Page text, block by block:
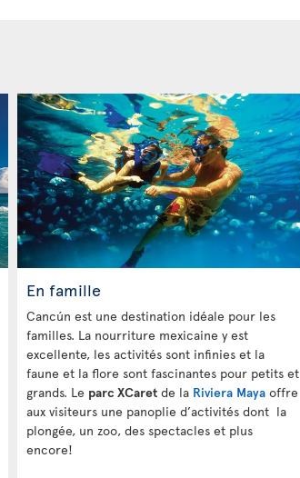
En famille
Cancún est une destination idéale pour les
familles. La nourriture mexicaine y est
excellente, les activités sont infinies et la
faune et la flore sont fascinantes pour petits et
grands. Le parc XCaret de la Riviera Maya offre
aux visiteurs une panoplie d’activités dont la
plongée, un zoo, des spectacles et plus
encore!